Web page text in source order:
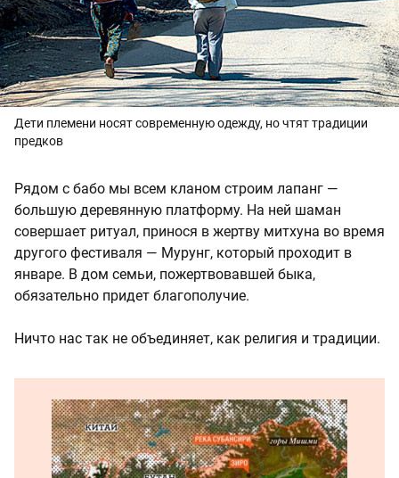
Дети племени носят современную одежду, но чтят традиции
предков
Рядом с бабо мы всем кланом строим лапанг —
большую деревянную платформу. На ней шаман
совершает ритуал, принося в жертву митхуна во время
другого фестиваля — Мурунг, который проходит в
январе. В дом семьи, пожертвовавшей быка,
обязательно придет благополучие.
Ничто нас так не объединяет, как религия и традиции.